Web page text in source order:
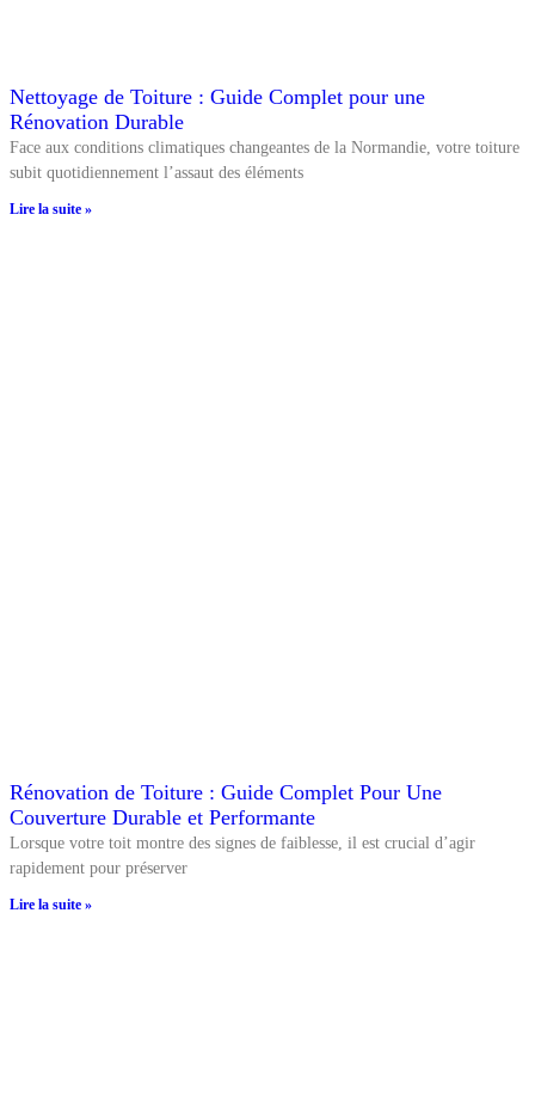
Nettoyage de Toiture : Guide Complet pour une
Rénovation Durable
Face aux conditions climatiques changeantes de la Normandie, votre toiture
subit quotidiennement l’assaut des éléments
Lire la suite »
Rénovation de Toiture : Guide Complet Pour Une
Couverture Durable et Performante
Lorsque votre toit montre des signes de faiblesse, il est crucial d’agir
rapidement pour préserver
Lire la suite »